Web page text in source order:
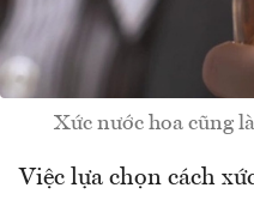
Xức nước hoa cũng
Việc lựa chọn cách